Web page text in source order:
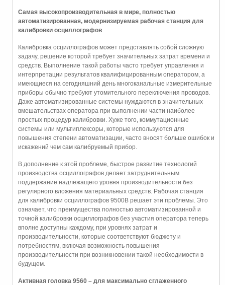
Самая высокопроизводительная в мире, полностью
автоматизированная, модернизируемая рабочая станция для
калибровки осциллографов
Калибровка осциллографов может представлять собой сложную
задачу, решение которой требует значительных затрат времени и
средств. Выполнение такой работы часто требует управления и
интерпретации результатов квалифицированным оператором, а
имеющиеся на сегодняшний день многоканальные измерительные
приборы обычно требуют утомительного переключения проводов.
Даже автоматизированные системы нуждаются в значительных
вмешательствах оператора при выполнении части наиболее
простых процедур калибровки. Хуже того, коммутационные
системы или мультиплексоры, которые используются для
повышения степени автоматизации, часто вносят больше ошибок и
искажений чем сам калибруемый прибор.
В дополнение к этой проблеме, быстрое развитие технологий
производства осциллографов делает затруднительным
поддержание надлежащего уровня производительности без
регулярного вложения материальных средств. Рабочая станция
для калибровки осциллографов 9500B решает эти проблемы. Это
означает, что преимущества полностью автоматизированной и
точной калибровки осциллографов без участия оператора теперь
вполне доступны каждому, при уровнях затрат и
производительности, которые соответствуют бюджету и
потребностям, включая возможность повышения
производительности при возникновении такой необходимости в
будущем.
Активная головка 9560 – для максимально сглаженного